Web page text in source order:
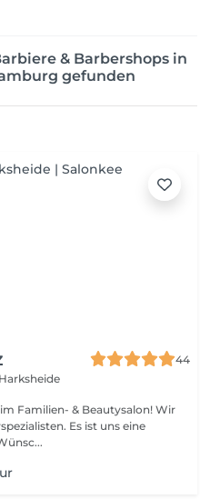
& Barbershops in
gefunden
44
Wir
Es ist uns eine